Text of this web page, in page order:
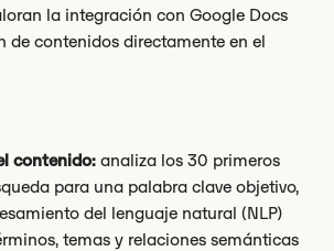
la integración con Google Docs
de contenidos directamente en el
contenido: analiza los 30 primeros
para una palabra clave objetivo,
del lenguaje natural (NLP)
temas y relaciones semánticas